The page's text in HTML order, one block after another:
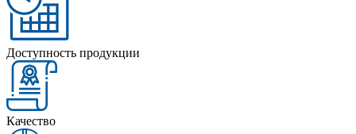
Доступность продукции
Качество